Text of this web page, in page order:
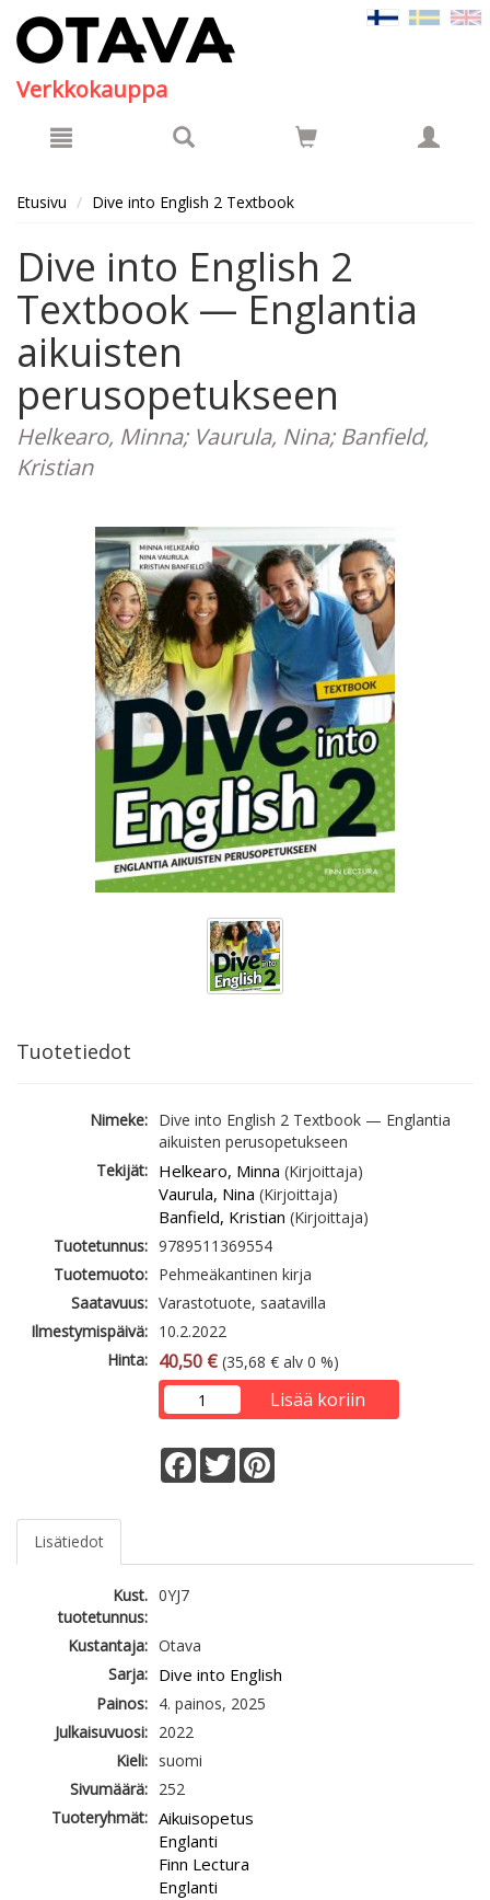
Verkkokauppa
Etusivu Dive into English 2 Textbook
Dive into English 2
Textbook — Englantia
aikuisten
perusopetukseen
Helkearo, Minna; Vaurula, Nina; Banfield,
Kristian
Tuotetiedot
Nimeke: Dive into English 2 Textbook — Englantia
aikuisten perusopetukseen
Tekijät: Helkearo, Minna (Kirjoittaja)
Vaurula, Nina (Kirjoittaja)
Banfield, Kristian (Kirjoittaja)
Tuotetunnus: 9789511369554
Tuotemuoto: Pehmeäkantinen kirja
Saatavuus: Varastotuote, saatavilla
Ilmestymispäivä: 10.2.2022
Hinta: 40,50 € (35,68 € alv 0 %)
Lisää koriin
Facebook
Twitter
Lisätiedot
Kust.
tuotetunnus:
0YJ7
Kustantaja: Otava
Sarja: Dive into English
Painos: 4. painos, 2025
Julkaisuvuosi: 2022
Kieli: suomi
Sivumäärä: 252
Tuoteryhmät: Aikuisopetus
Englanti
Finn Lectura
Englanti